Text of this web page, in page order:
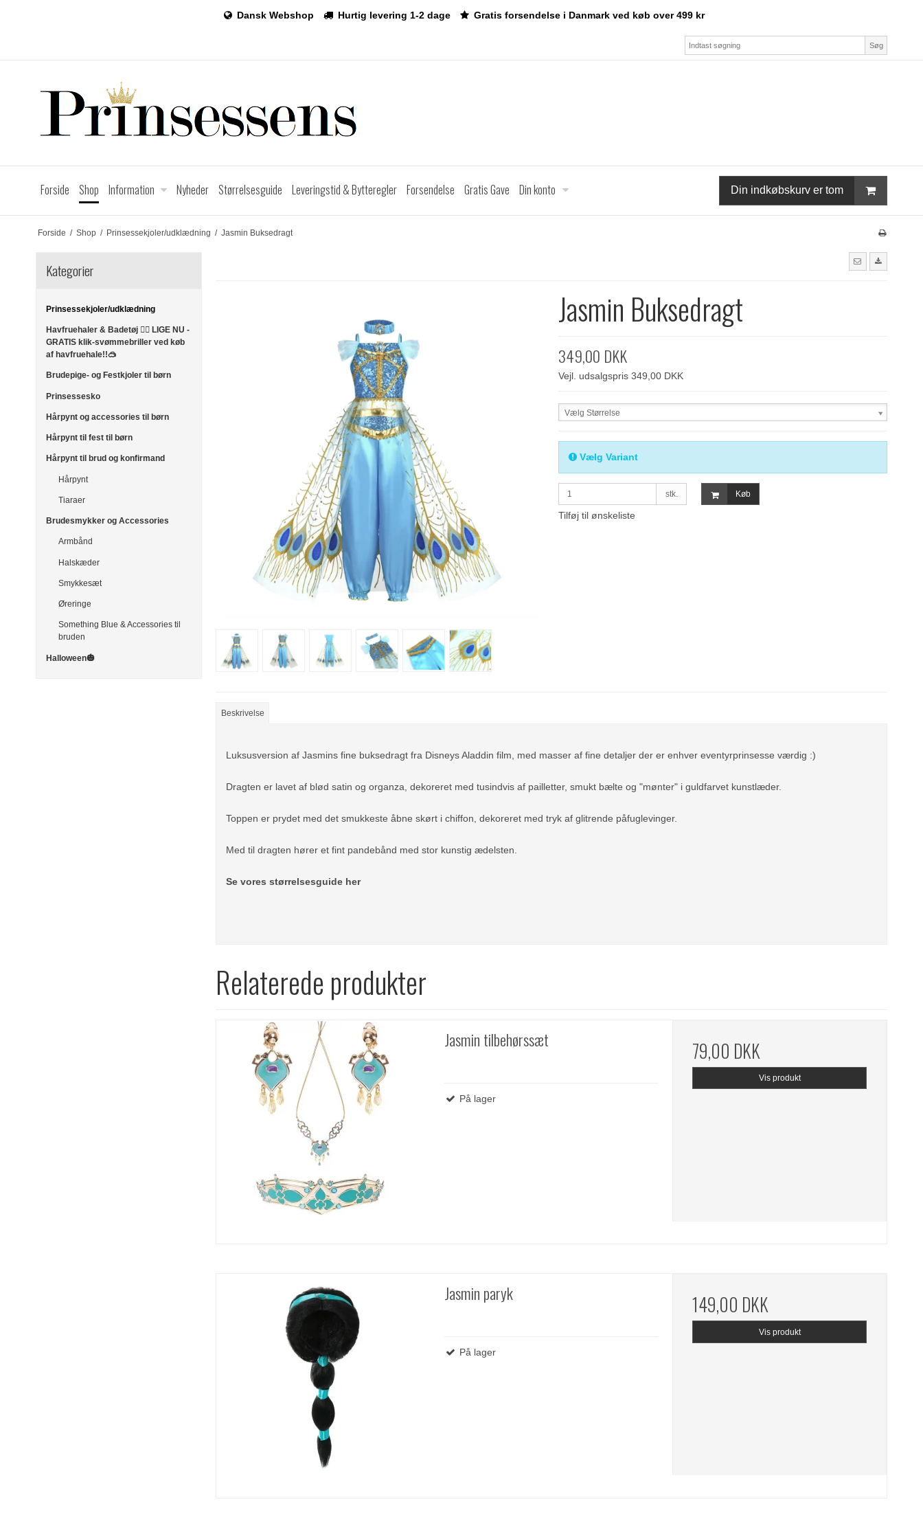
Dansk Webshop Hurtig levering 1-2 dage Gratis forsendelse i Danmark ved køb over 499 kr
Søg
Forside Shop Information Nyheder Størrelsesguide Leveringstid & Bytteregler Forsendelse Gratis Gave Din konto Din indkøbskurv er tom
Forside / Shop / Prinsessekjoler/udklædning / Jasmin Buksedragt
Kategorier
Prinsessekjoler/udklædning
Havfruehaler & Badetøj 🧜‍♀️ LIGE NU -
GRATIS klik-svømmebriller ved køb
af havfruehale!!🥽
Brudepige- og Festkjoler til børn
Prinsessesko
Hårpynt og accessories til børn
Hårpynt til fest til børn
Hårpynt til brud og konfirmand
Hårpynt
Tiaraer
Brudesmykker og Accessories
Armbånd
Halskæder
Smykkesæt
Øreringe
Something Blue & Accessories til
bruden
Halloween🎃
Jasmin Buksedragt
349,00 DKK
Vejl. udsalgspris 349,00 DKK
Vælg Størrelse
Vælg Variant
stk. Køb
Tilføj til ønskeliste
Beskrivelse
Luksusversion af Jasmins fine buksedragt fra Disneys Aladdin film, med masser af fine detaljer der er enhver eventyrprinsesse værdig :)
Dragten er lavet af blød satin og organza, dekoreret med tusindvis af pailletter, smukt bælte og "mønter" i guldfarvet kunstlæder.
Toppen er prydet med det smukkeste åbne skørt i chiffon, dekoreret med tryk af glitrende påfuglevinger.
Med til dragten hører et fint pandebånd med stor kunstig ædelsten.
Se vores størrelsesguide her
Relaterede produkter
Jasmin tilbehørssæt
På lager
79,00 DKK
Vis produkt
Jasmin paryk
På lager
149,00 DKK
Vis produkt